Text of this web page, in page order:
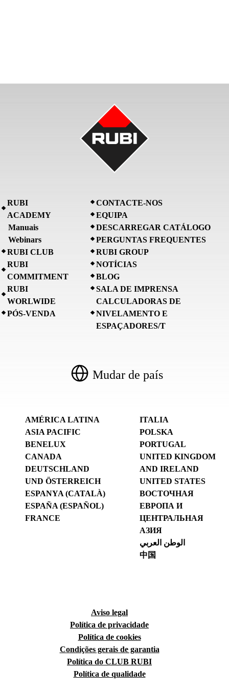
RUBI
ACADEMY
Manuais
Webinars
RUBI CLUB
RUBI
COMMITMENT
RUBI
WORLWIDE
PÓS-VENDA
CONTACTE-NOS
EQUIPA
DESCARREGAR CATÁLOGO
PERGUNTAS FREQUENTES
RUBI GROUP
NOTÍCIAS
BLOG
SALA DE IMPRENSA
CALCULADORAS DE
NIVELAMENTO E
ESPAÇADORES/T
Mudar de país
AMÉRICA LATINA
ASIA PACIFIC
BENELUX
CANADA
DEUTSCHLAND
UND ÖSTERREICH
ESPANYA (CATALÀ)
ESPAÑA (ESPAÑOL)
FRANCE
ITALIA
POLSKA
PORTUGAL
UNITED KINGDOM
AND IRELAND
UNITED STATES
ВОСТОЧНАЯ
ЕВРОПА И
ЦЕНТРАЛЬНАЯ
АЗИЯ
الوطن العربي
中国
Aviso legal
Política de privacidade
Política de cookies
Condições gerais de garantia
Política do CLUB RUBI
Política de qualidade